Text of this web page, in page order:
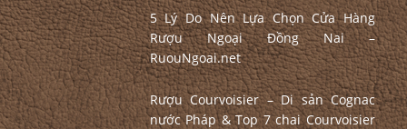
5 Lý Do Nên Lựa Chọn Cửa Hàng
Rượu Ngoại Đồng Nai –
RuouNgoai.net
Rượu Courvoisier – Di sản Cognac
nước Pháp & Top 7 chai Courvoisier